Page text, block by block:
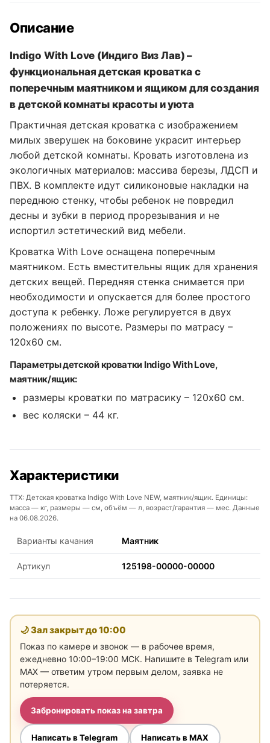
Описание
Indigo With Love (Индиго Виз Лав) –
функциональная детская кроватка с
поперечным маятником и ящиком для создания
в детской комнаты красоты и уюта
Практичная детская кроватка с изображением
милых зверушек на боковине украсит интерьер
любой детской комнаты. Кровать изготовлена из
экологичных материалов: массива березы, ЛДСП и
ПВХ. В комплекте идут силиконовые накладки на
переднюю стенку, чтобы ребенок не повредил
десны и зубки в период прорезывания и не
испортил эстетический вид мебели.
Кроватка With Love оснащена поперечным
маятником. Есть вместительны ящик для хранения
детских вещей. Передняя стенка снимается при
необходимости и опускается для более простого
доступа к ребенку. Ложе регулируется в двух
положениях по высоте. Размеры по матрасу –
120x60 см.
Параметры детской кроватки Indigo With Love,
маятник/ящик:
размеры кроватки по матрасику – 120x60 см.
вес коляски – 44 кг.
Характеристики
ТТХ: Детская кроватка Indigo With Love NEW, маятник/ящик. Единицы:
масса — кг, размеры — см, объём — л, возраст/гарантия — мес. Данные
на 06.08.2026.
Варианты качания Маятник
Артикул 125198-00000-00000
🌙 Зал закрыт до10:00
Показ по камере и звонок — в рабочее время,
ежедневно 10:00–19:00 МСК. Напишите в Telegram или
MAX — ответим утром первым делом, заявка не
потеряется.
Забронировать показ на завтра
Написать в Telegram Написать в MAX